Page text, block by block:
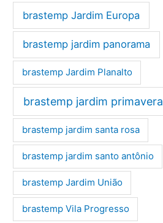
brastemp Jardim Europa
brastemp jardim panorama
brastemp Jardim Planalto
brastemp jardim primavera
brastemp jardim santa rosa
brastemp jardim santo antônio
brastemp Jardim União
brastemp Vila Progresso